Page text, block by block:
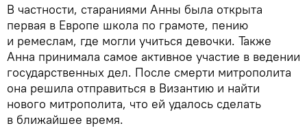
В частности, стараниями Анны была открыта
первая в Европе школа по грамоте, пению
и ремеслам, где могли учиться девочки. Также
Анна принимала самое активное участие в ведении
государственных дел. После смерти митрополита
она решила отправиться в Византию и найти
нового митрополита, что ей удалось сделать
в ближайшее время.